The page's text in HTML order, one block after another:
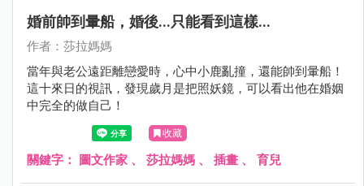
婚前帥到暈船，婚後...只能看到這樣...
作者：莎拉媽媽
當年與老公遠距離戀愛時，心中小鹿亂撞，還能帥到暈船！
這十來日的視訊，發現歲月是把照妖鏡，可以看出他在婚姻
中完全的做自己！
收藏
關鍵字： 圖文作家 、 莎拉媽媽 、 插畫 、 育兒